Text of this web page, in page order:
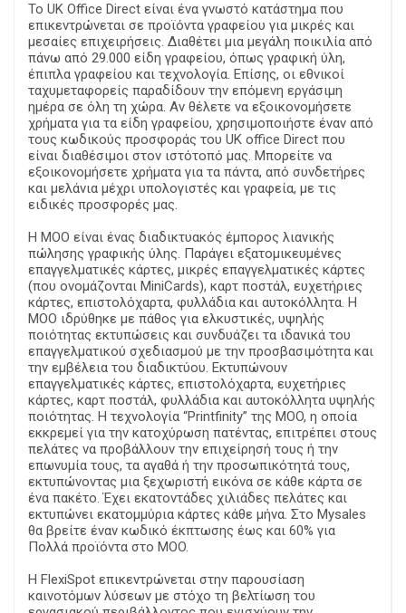
Το UK Office Direct είναι ένα γνωστό κατάστημα που
επικεντρώνεται σε προϊόντα γραφείου για μικρές και
μεσαίες επιχειρήσεις. Διαθέτει μια μεγάλη ποικιλία από
πάνω από 29.000 είδη γραφείου, όπως γραφική ύλη,
έπιπλα γραφείου και τεχνολογία. Επίσης, οι εθνικοί
ταχυμεταφορείς παραδίδουν την επόμενη εργάσιμη
ημέρα σε όλη τη χώρα. Αν θέλετε να εξοικονομήσετε
χρήματα για τα είδη γραφείου, χρησιμοποιήστε έναν από
τους κωδικούς προσφοράς του UK office Direct που
είναι διαθέσιμοι στον ιστότοπό μας. Μπορείτε να
εξοικονομήσετε χρήματα για τα πάντα, από συνδετήρες
και μελάνια μέχρι υπολογιστές και γραφεία, με τις
ειδικές προσφορές μας.
Η MOO είναι ένας διαδικτυακός έμπορος λιανικής
πώλησης γραφικής ύλης. Παράγει εξατομικευμένες
επαγγελματικές κάρτες, μικρές επαγγελματικές κάρτες
(που ονομάζονται MiniCards), καρτ ποστάλ, ευχετήριες
κάρτες, επιστολόχαρτα, φυλλάδια και αυτοκόλλητα. Η
MOO ιδρύθηκε με πάθος για ελκυστικές, υψηλής
ποιότητας εκτυπώσεις και συνδυάζει τα ιδανικά του
επαγγελματικού σχεδιασμού με την προσβασιμότητα και
την εμβέλεια του διαδικτύου. Εκτυπώνουν
επαγγελματικές κάρτες, επιστολόχαρτα, ευχετήριες
κάρτες, καρτ ποστάλ, φυλλάδια και αυτοκόλλητα υψηλής
ποιότητας. Η τεχνολογία “Printfinity” της MOO, η οποία
εκκρεμεί για την κατοχύρωση πατέντας, επιτρέπει στους
πελάτες να προβάλλουν την επιχείρησή τους ή την
επωνυμία τους, τα αγαθά ή την προσωπικότητά τους,
εκτυπώνοντας μια ξεχωριστή εικόνα σε κάθε κάρτα σε
ένα πακέτο. Έχει εκατοντάδες χιλιάδες πελάτες και
εκτυπώνει εκατομμύρια κάρτες κάθε μήνα. Στο Mysales
θα βρείτε έναν κωδικό έκπτωσης έως και 60% για
Πολλά προϊόντα στο MOO.
Η FlexiSpot επικεντρώνεται στην παρουσίαση
καινοτόμων λύσεων με στόχο τη βελτίωση του